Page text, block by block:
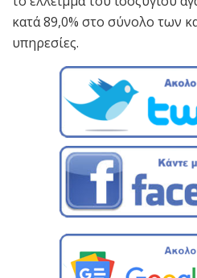
κατά 89,0% στο σύνολο των
υπηρεσίες.